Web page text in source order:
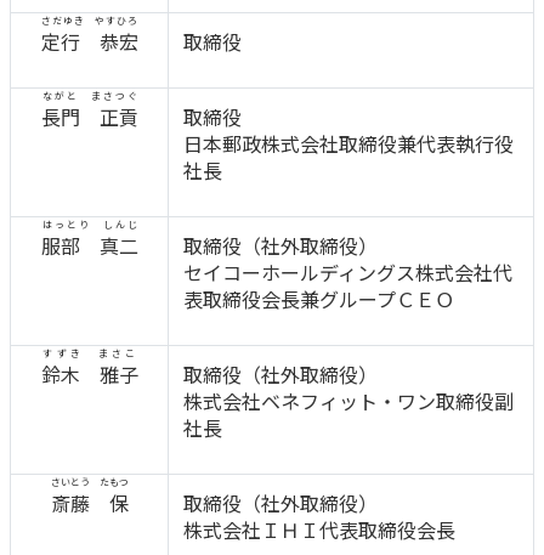
マイページでできること
新規登録
ご契約内容の確認
お客さまに関する情報等の確認の取り組み
各種サービス・お知らせ
かんぽプラチナライフサービス
資料請求
保険の探し方のポイント
保険かんたん診断
これからのライフイベントでかかる費用とは？
ご契約手続きの流れ
お問い合わせ先
保険
医療
お金
かんぽアプリ～かんぽの健康と安心を手のひらに～
ご挨拶
経営理念・経営戦略
会社概要
財務情報
株主・投資家のみなさまへ
日本郵政グループとしての取り組み
採用情報
CM・オウンドメディア／ソーシャルメディア
かんぽブランド
サステナビリティ
株主・投資家のみなさまへ
English
定行 恭宏
さだゆき やすひろ
取締役
長門 正貢
ながと まさつぐ
取締役
日本郵政株式会社取締役兼代表執行役
社長
服部 真二
はっとり しんじ
取締役（社外取締役）
セイコーホールディングス株式会社代
表取締役会長兼グループＣＥＯ
鈴木 雅子
すずき まさこ
取締役（社外取締役）
株式会社ベネフィット・ワン取締役副
社長
斎藤 保
さいとう たもつ
取締役（社外取締役）
株式会社ＩＨＩ代表取締役会長